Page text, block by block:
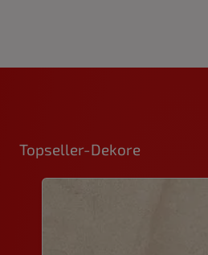
Topseller-Dekore